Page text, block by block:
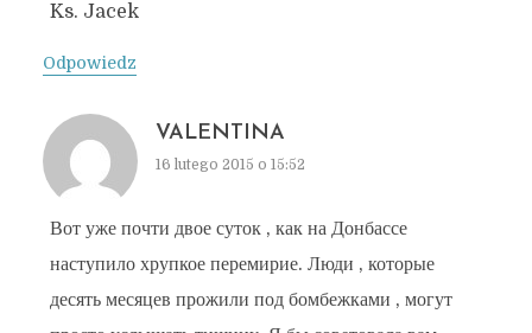
Ks. Jacek
Odpowiedz
VALENTINA
16 lutego 2015 o 15:52
Вот уже почти двое суток , как на Донбассе
наступило хрупкое перемирие. Люди , которые
десять месяцев прожили под бомбежками , могут